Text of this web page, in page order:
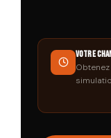
Votre
Obtenez